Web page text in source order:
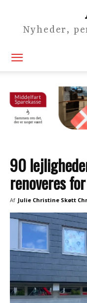
Nyheder,
90
renoveres
Af Julie Christine Skøtt